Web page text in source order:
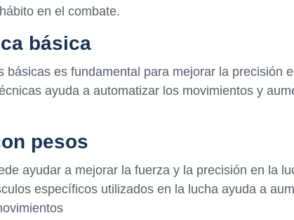
en el combate.
básica
básicas es fundamental para mejorar la precisión
ayuda a automatizar los movimientos y
pesos
ayudar a mejorar la fuerza y la precisión en la
específicos utilizados en la lucha ayuda a